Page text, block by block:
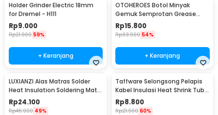
Holder Grinder Electric 18mm
for Dremel - H111
Rp9.000
Rp21.900 59%
+ Keranjang
OTOHEROES Botol Minyak
Gemuk Semprotan Grease
Gun 250ml - Q001
Rp15.800
Rp33.900 54%
+ Keranjang
LUXIANZI Alas Matras Solder
Heat Insulation Soldering Mat
340x230mm - S-120B
Rp24.100
Rp46.900 49%
Taffware Selongsong Pelapis
Kabel Insulasi Heat Shrink Tube
127 PCS - RSG-AHZ
Rp8.800
Rp21.900 60%